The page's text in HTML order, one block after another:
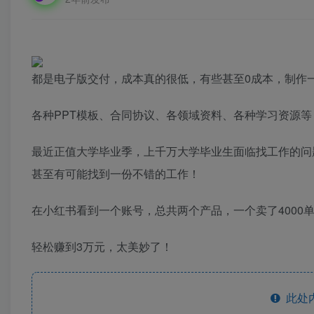
都是电子版交付，成本真的很低，有些甚至0成本，制
各种PPT模板、合同协议、各领域资料、各种学习资源
最近正值大学毕业季，上千万大学毕业生面临找工作的
甚至有可能找到一份不错的工作！
在小红书看到一个账号，总共两个产品，一个卖了4000
轻松赚到3万元，太美妙了！
此处